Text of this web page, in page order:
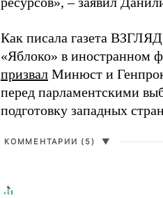
Как писала газета
«Яблоко» в иностранном
призвал Минюст и
перед парламентскими
подготовку западных
КОММЕНТАРИИ (5) ▼